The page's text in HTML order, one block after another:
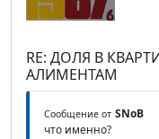
RE: ДОЛЯ В
АЛИМЕНТАМ
Сообщение от SNoB
что именно?